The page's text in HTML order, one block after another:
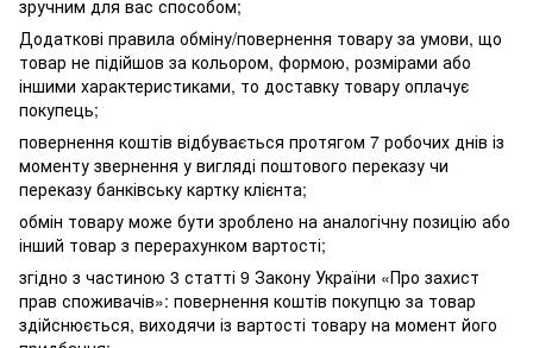
зручним для вас способом;
Додаткові правила обміну/повернення товару за умови, що
товар не підійшов за кольором, формою, розмірами або
іншими характеристиками, то доставку товару оплачує
покупець;
повернення коштів відбувається протягом 7 робочих днів із
моменту звернення у вигляді поштового переказу чи
переказу банківську картку клієнта;
обмін товару може бути зроблено на аналогічну позицію або
інший товар з перерахунком вартості;
згідно з частиною 3 статті 9 Закону України «Про захист
прав споживачів»: повернення коштів покупцю за товар
здійснюється, виходячи із вартості товару на момент його